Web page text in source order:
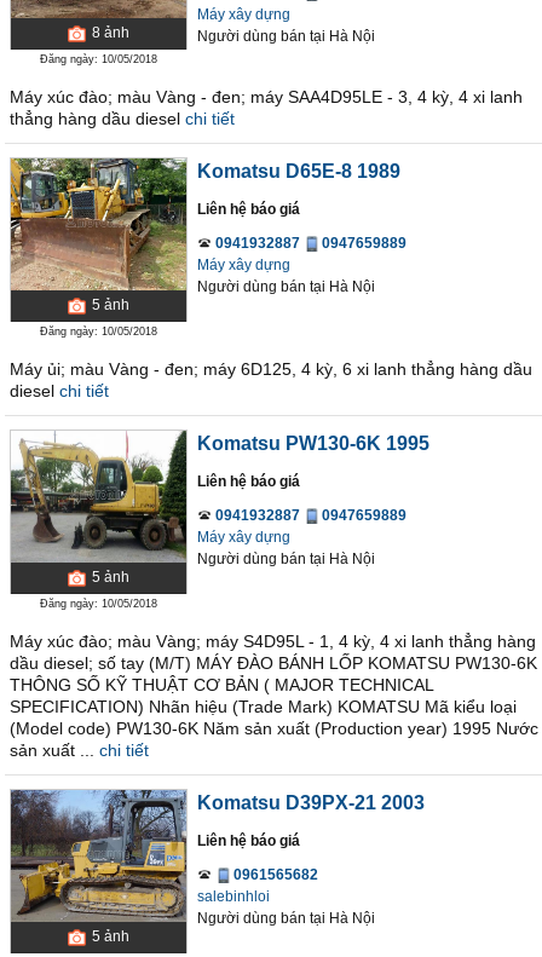
8 ảnh
Đăng ngày: 10/05/2018
Máy xây dựng
Người dùng bán tại Hà Nội
Máy xúc đào; màu Vàng - đen; máy SAA4D95LE - 3, 4 kỳ, 4 xi lanh
thẳng hàng dầu diesel chi tiết
5 ảnh
Đăng ngày: 10/05/2018
Komatsu D65E-8 1989
Liên hệ báo giá
0941932887
0947659889
Máy xây dựng
Người dùng bán tại Hà Nội
Máy ủi; màu Vàng - đen; máy 6D125, 4 kỳ, 6 xi lanh thẳng hàng dầu
diesel chi tiết
5 ảnh
Đăng ngày: 10/05/2018
Komatsu PW130-6K 1995
Liên hệ báo giá
0941932887
0947659889
Máy xây dựng
Người dùng bán tại Hà Nội
Máy xúc đào; màu Vàng; máy S4D95L - 1, 4 kỳ, 4 xi lanh thẳng hàng
dầu diesel; số tay (M/T) MÁY ĐÀO BÁNH LỐP KOMATSU PW130-6K
THÔNG SỐ KỸ THUẬT CƠ BẢN ( MAJOR TECHNICAL
SPECIFICATION) Nhãn hiệu (Trade Mark) KOMATSU Mã kiểu loại
(Model code) PW130-6K Năm sản xuất (Production year) 1995 Nước
sản xuất ...
chi tiết
5 ảnh
Komatsu D39PX-21 2003
Liên hệ báo giá
0961565682
salebinhloi
Người dùng bán tại Hà Nội